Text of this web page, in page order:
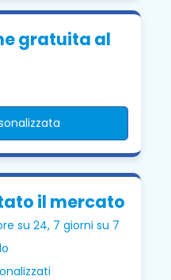
gratuita al
il mercato
su 24, 7 giorni su 7